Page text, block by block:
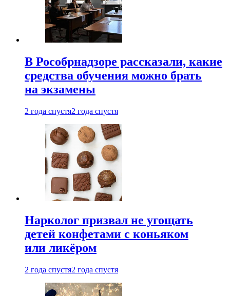
В Рособрнадзоре рассказали, какие
средства обучения можно брать
на экзамены
2 года спустя2 года спустя
Нарколог призвал не угощать
детей конфетами с коньяком
или ликёром
2 года спустя2 года спустя